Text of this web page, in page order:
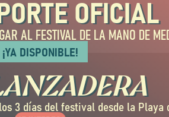
OFICIAL
AL FESTIVAL DE LA MANO DE
¡YA DISPONIBLE!
3 días del festival desde la Playa